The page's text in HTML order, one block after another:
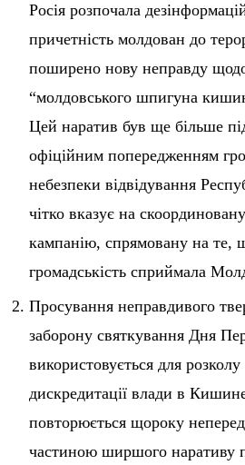
Росія розпочала
причетність молдован до
поширено нову неправду
“молдовського шпигуна
Цей наратив був ще більше
офіційним попередженням
небезпеки відвідування
чітко вказує на
кампанію, спрямовану на те,
громадськість сприймала
Просування неправдивого
заборону святкування Дня
використовується для розколу
дискредитації влади в
повторюється щороку
частиною ширшого наративу